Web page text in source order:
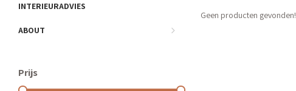
INTERIEURADVIES
ABOUT
Prijs
Geen producten